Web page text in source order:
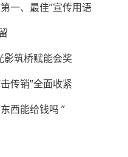
一、最佳”宣传用语
影筑桥赋能会奖
传销”全面收紧
西能给钱吗 ”